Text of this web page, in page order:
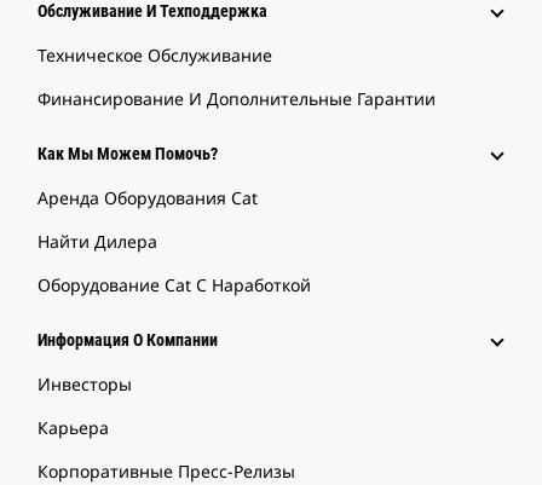
Обслуживание И Техподдержка
Техническое Обслуживание
Финансирование И Дополнительные Гарантии
Как Мы Можем Помочь?
Аренда Оборудования Cat
Найти Дилера
Оборудование Cat С Наработкой
Информация О Компании
Инвесторы
Карьера
Корпоративные Пресс-Релизы